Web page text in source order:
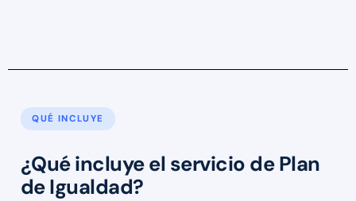
QUÉ INCLUYE
¿Qué incluye el servicio de Plan
de Igualdad?